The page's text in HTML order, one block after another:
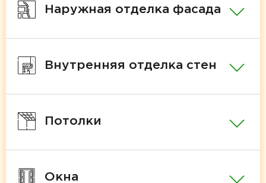
Наружная отделка фасада
Внутренняя отделка стен
Потолки
Окна